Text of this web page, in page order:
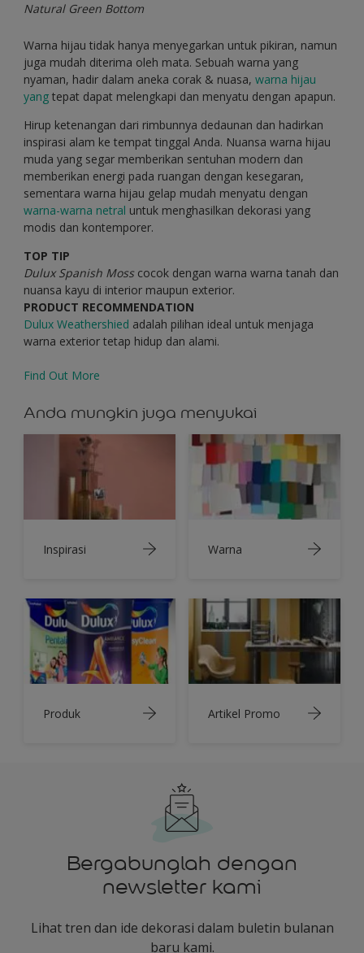
Natural Green Bottom
Warna hijau tidak hanya menyegarkan untuk pikiran, namun
juga mudah diterima oleh mata. Sebuah warna yang
nyaman, hadir dalam aneka corak & nuasa, warna hijau
yang tepat dapat melengkapi dan menyatu dengan apapun.
Hirup ketenangan dari rimbunnya dedaunan dan hadirkan
inspirasi alam ke tempat tinggal Anda. Nuansa warna hijau
muda yang segar memberikan sentuhan modern dan
memberikan energi pada ruangan dengan kesegaran,
sementara warna hijau gelap mudah menyatu dengan
warna-warna netral untuk menghasilkan dekorasi yang
modis dan kontemporer.
TOP TIP
Dulux Spanish Mosscocok dengan warna warna tanah dan
nuansa kayu di interior maupun exterior.
PRODUCT RECOMMENDATION
Dulux Weathershied adalah pilihan ideal untuk menjaga
warna exterior tetap hidup dan alami.
Find Out More
Anda mungkin juga menyukai
Inspirasi Warna
Produk Artikel Promo
Bergabunglah dengan
newsletter kami
Lihat tren dan ide dekorasi dalam buletin bulanan
baru kami.